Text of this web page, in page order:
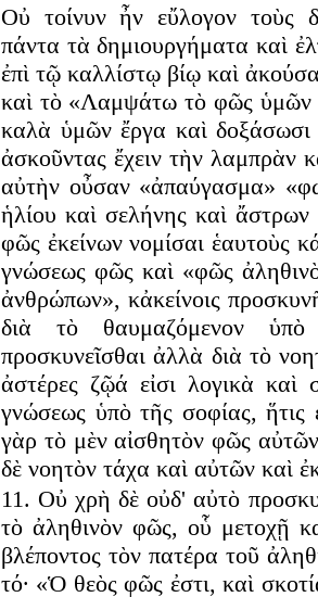
Οὐ τοίνυν ἦν εὔλογον τοὺς
πάντα τὰ δημιουργήματα καὶ
ἐπὶ τῷ καλλίστῳ βίῳ καὶ
καὶ τὸ «Λαμψάτω τὸ φῶς ὑμῶν
καλὰ ὑμῶν ἔργα καὶ δοξάσωσι
ἀσκοῦντας ἔχειν τὴν λαμπρὰν
αὐτὴν οὖσαν «ἀπαύγασμα»
ἡλίου καὶ σελήνης καὶ
φῶς ἐκείνων νομίσαι ἑαυτοὺς
γνώσεως φῶς καὶ «φῶς
ἀνθρώπων», κἀκείνοις
διὰ τὸ θαυμαζόμενον
προσκυνεῖσθαι ἀλλὰ διὰ τὸ
ἀστέρες ζῷά εἰσι λογικὰ
γνώσεως ὑπὸ τῆς σοφίας,
γὰρ τὸ μὲν αἰσθητὸν φῶς
δὲ νοητὸν τάχα καὶ αὐτῶν καὶ
11. Οὐ χρὴ δὲ οὐδ' αὐτὸ
τὸ ἀληθινὸν φῶς, οὗ μετοχῇ
βλέποντος τὸν πατέρα τοῦ
τό· «Ὁ θεὸς φῶς ἐστι, καὶ